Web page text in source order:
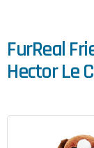
FurReal
Hector Le